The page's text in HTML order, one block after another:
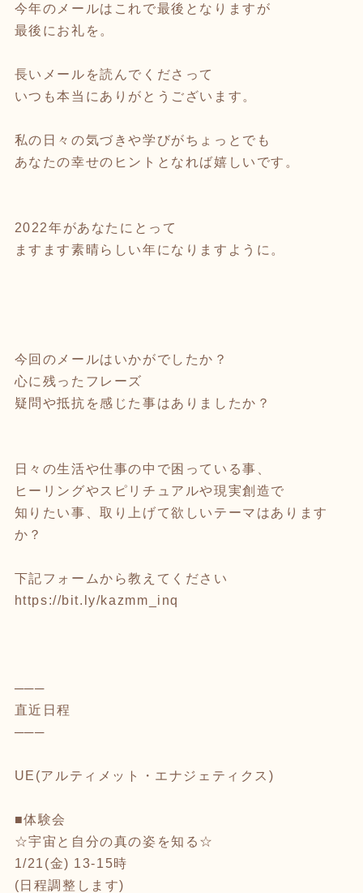
今年のメールはこれで最後となりますが
最後にお礼を。
長いメールを読んでくださって
いつも本当にありがとうございます。
私の日々の気づきや学びがちょっとでも
あなたの幸せのヒントとなれば嬉しいです。
2022年があなたにとって
ますます素晴らしい年になりますように。
今回のメールはいかがでしたか？
心に残ったフレーズ
疑問や抵抗を感じた事はありましたか？
日々の生活や仕事の中で困っている事、
ヒーリングやスピリチュアルや現実創造で
知りたい事、取り上げて欲しいテーマはあります
か？
下記フォームから教えてください
https://bit.ly/kazmm_inq
───
直近日程
───
UE(アルティメット・エナジェティクス)
■体験会
☆宇宙と自分の真の姿を知る☆
1/21(金) 13-15時
(日程調整します)